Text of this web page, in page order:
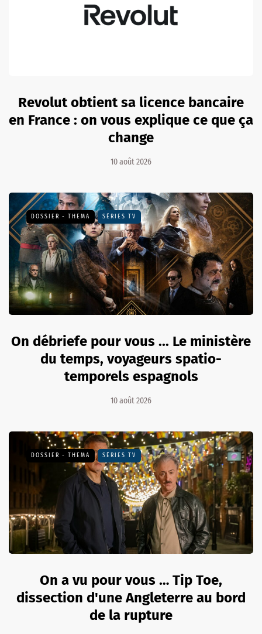
Revolut obtient sa licence bancaire
en France : on vous explique ce que ça
change
10 août 2026
DOSSIER - THEMA SÉRIES TV
On débriefe pour vous ... Le ministère
du temps, voyageurs spatio-
temporels espagnols
10 août 2026
DOSSIER - THEMA SÉRIES TV
On a vu pour vous … Tip Toe,
dissection d'une Angleterre au bord
de la rupture